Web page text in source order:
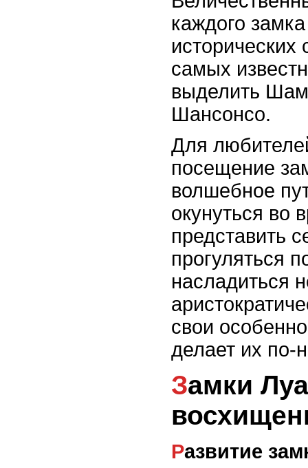
каждого
самых
выделить
Шансонсо.
Для
посещение
волшебное
окунуться во
представить
прогуляться
насладиться
свои
делает их по-
Замки Луары: история и
Развитие